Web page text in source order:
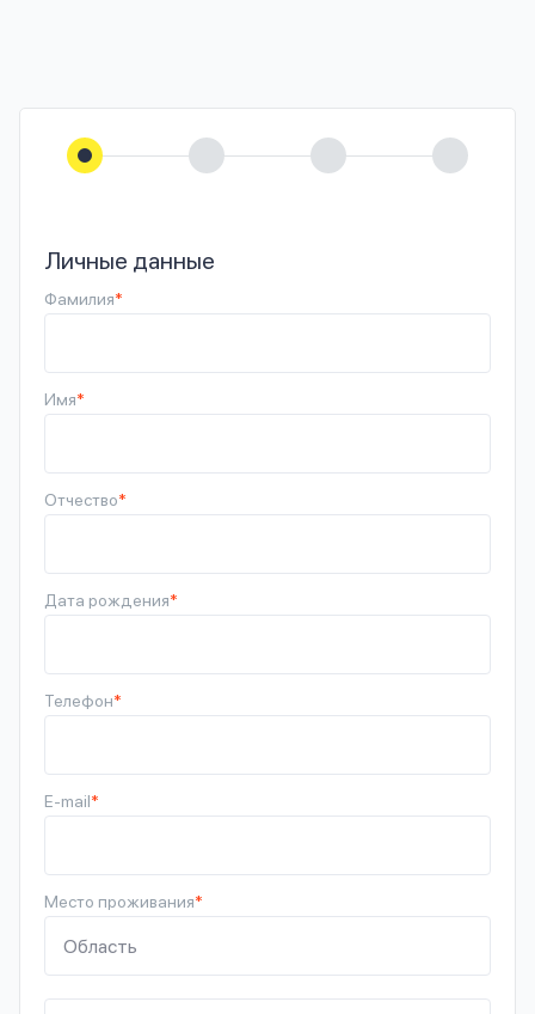
Личные данные
Фамилия*
Имя*
Отчество*
Дата рождения*
Телефон*
E-mail*
Место проживания*